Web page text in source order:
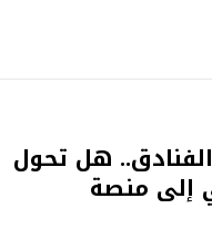
هل تحول
إلى منصة